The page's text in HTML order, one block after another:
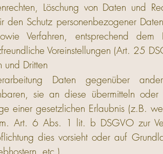
Löschung von Daten und
den Schutz personenbezogener
Verfahren, entsprechend dem
Voreinstellungen (Art. 25
und Dritten
Daten gegenüber
sie an diese übermitteln
einer gesetzlichen Erlaubnis (z.B.
Art. 6 Abs. 1 lit. b DSGVO zur
dies vorsieht oder auf